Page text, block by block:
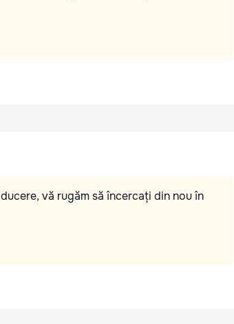
vă rugăm să încercați din nou în